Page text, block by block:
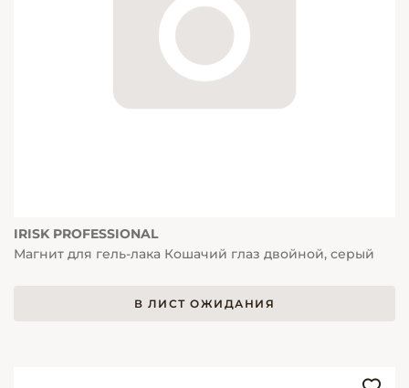
IRISK PROFESSIONAL
Магнит для гель-лака Кошачий глаз двойной, серый
В ЛИСТ ОЖИДАНИЯ